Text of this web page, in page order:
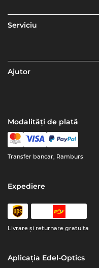
Serviciu
Ajutor
Modalități de plată
Transfer bancar, Ramburs
Expediere
Livrare şi returnare gratuita
Aplicația Edel-Optics